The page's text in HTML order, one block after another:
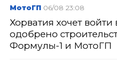
МотоГП 06/08 23:08
Хорватия хочет
одобрено
Формулы-1 и МотоГП